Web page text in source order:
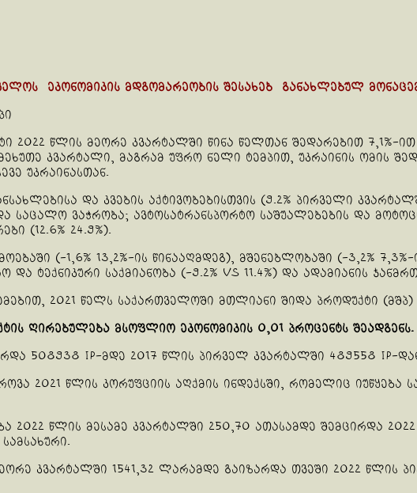
ეკონომიკის მდგომარეობის შესახებ განახლებულ
2022 წლის მეორე კვარტალში წინა წელთან შედარებით 7,1%-
კვარტალი, მაგრამ უფრო ნელი ტემპით, უკრაინის ომის
უკრაინასთან.
და კვების აქტივობებისთვის (9.2% პირველი
საცალო ვაჭრობა; ავტოსატრანსპორტო საშუალებების და
(12.6% 24.9%).
(-1,6% 13,2%-ის წინააღმდეგ), მშენებლობაში (-3,2%
და ტექნიკური საქმიანობა (-9.2% vs 11.4%) და ადამიანის
2021 წელს საქართველოში მთლიანი შიდა პროდუქტი
ღირებულება მსოფლიო ეკონომიკის 0,01 პროცენტს შეადგენს.
508938 IP-მდე 2017 წლის პირველ კვარტალში 489558 IP-
2021 წლის კორუფციის აღქმის ინდექსში, რომელიც
2022 წლის მესამე კვარტალში 250,70 ათასამდე შემცირდა
კვარტალში 1541,32 ლარამდე გაიზარდა თვეში 2022 წლის